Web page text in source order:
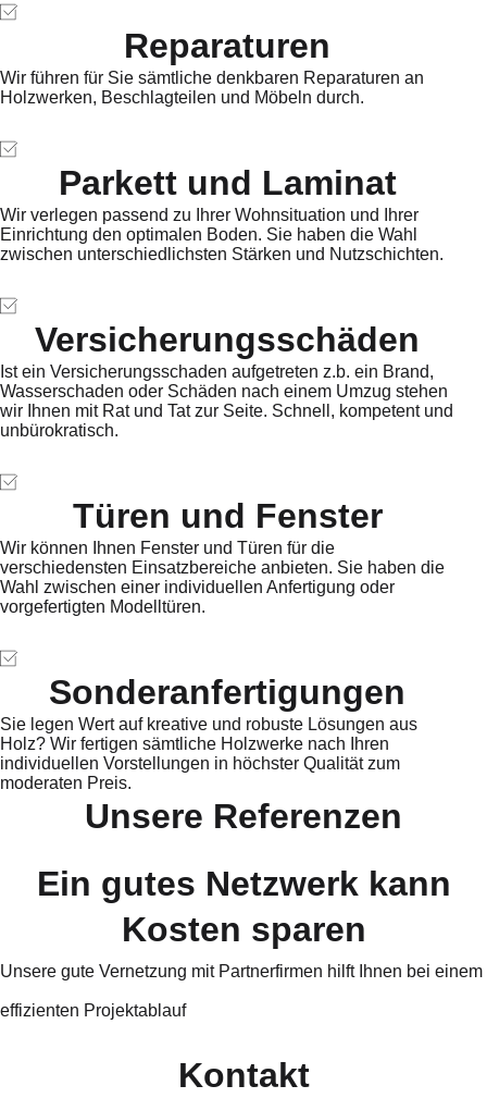
Reparaturen
Wir führen für Sie sämtliche denkbaren Reparaturen an
Holzwerken, Beschlagteilen und Möbeln durch.
Parkett und Laminat
Wir verlegen passend zu Ihrer Wohnsituation und Ihrer
Einrichtung den optimalen Boden. Sie haben die Wahl
zwischen unterschiedlichsten Stärken und Nutzschichten.
Versicherungsschäden
Ist ein Versicherungsschaden aufgetreten z.b. ein Brand,
Wasserschaden oder Schäden nach einem Umzug stehen
wir Ihnen mit Rat und Tat zur Seite. Schnell, kompetent und
unbürokratisch.
Türen und Fenster
Wir können Ihnen Fenster und Türen für die
verschiedensten Einsatzbereiche anbieten. Sie haben die
Wahl zwischen einer individuellen Anfertigung oder
vorgefertigten Modelltüren.
Sonderanfertigungen
Sie legen Wert auf kreative und robuste Lösungen aus
Holz? Wir fertigen sämtliche Holzwerke nach Ihren
individuellen Vorstellungen in höchster Qualität zum
moderaten Preis.
Unsere Referenzen
Ein gutes Netzwerk kann
Kosten sparen
Unsere gute Vernetzung mit Partnerfirmen hilft Ihnen bei einem
effizienten Projektablauf
Kontakt